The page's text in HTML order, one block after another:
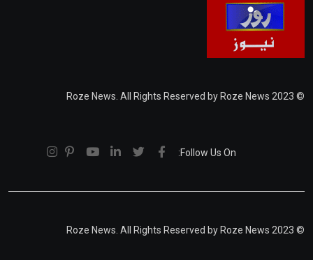
© 2023 Roze News. All Rights Reserved by Roze News
Follow Us On:
© 2023 Roze News. All Rights Reserved by Roze News